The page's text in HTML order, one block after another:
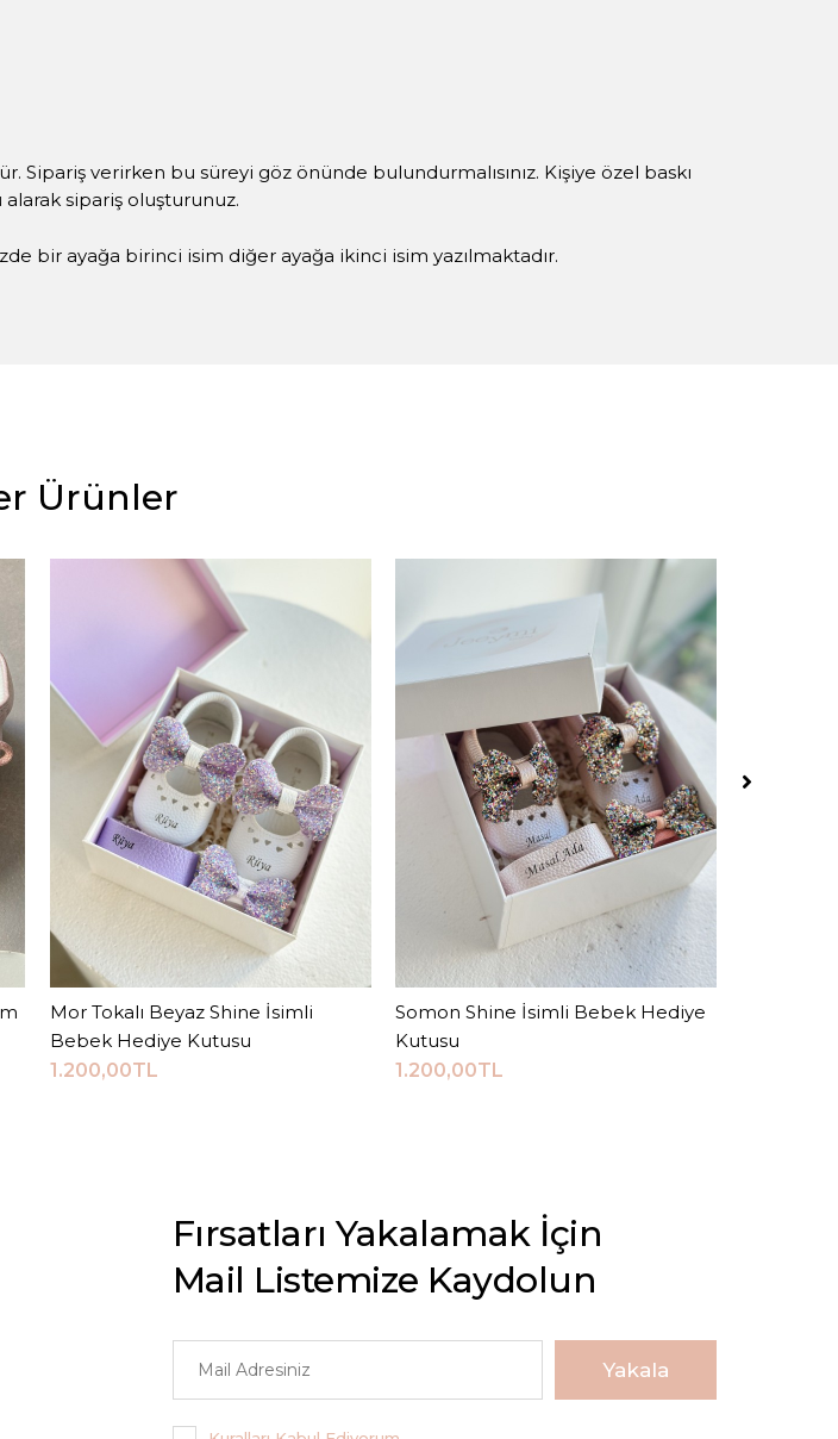
Sipariş verirken bu süreyi göz önünde bulundurmalısınız. Kişiye özel baskı
sipariş oluşturunuz.
bir ayağa birinci isim diğer ayağa ikinci isim yazılmaktadır.
Ürünler
Sepete Ekle
Mor Tokalı Beyaz Shine İsimli
Bebek Hediye Kutusu
1.200,00TL
Sepete Ekle
Somon Shine İsimli Bebek Hediye
Kutusu
1.200,00TL
Fırsatları Yakalamak İçin
Mail Listemize Kaydolun
Yakala